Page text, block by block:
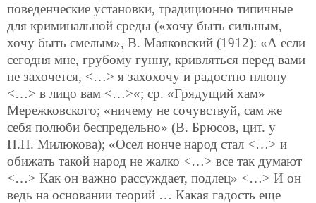
поведенческие установки, традиционно типичные
для криминальной среды («хочу быть сильным,
хочу быть смелым», В. Маяковский (1912): «А если
сегодня мне, грубому гунну, кривляться перед вами
не захочется, <…> я захохочу и радостно плюну
<…> в лицо вам <…>«; ср. «Грядущий хам»
Мережковского; «ничему не сочувствуй, сам же
себя полюби беспредельно» (В. Брюсов, цит. у
П.Н. Милюкова); «Осел нонче народ стал <…> и
обижать такой народ не жалко <…> все так думают
<…> Как он важно рассуждает, подлец» <…> И он
ведь на основании теорий … Какая гадость еще